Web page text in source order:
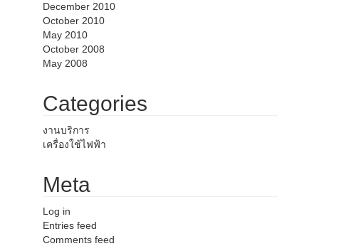
December 2010
October 2010
May 2010
October 2008
May 2008
Categories
งานบริการ
เครื่องใช้ไฟฟ้า
Meta
Log in
Entries feed
Comments feed